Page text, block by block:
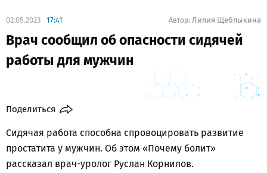
02.05.2023 17:41 Автор: Лилия Щеблыкина
Врач сообщил об опасности сидячей
работы для мужчин
Поделиться
Сидячая работа способна спровоцировать развитие
простатита у мужчин. Об этом «Почему болит»
рассказал врач-уролог Руслан Корнилов.